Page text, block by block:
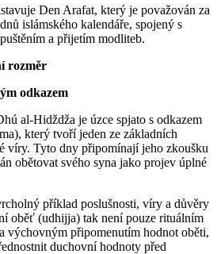
Den Arafat, který je považován za
islámského kalendáře, spojený s
a přijetím modliteb.
rozměr
odkazem
al-Hidždža je úzce spjato s odkazem
který tvoří jeden ze základních
víry. Tyto dny připomínají jeho zkoušku
obětovat svého syna jako projev úplné
příklad poslušnosti, víry a důvěry
oběť (udhijja) tak není pouze rituálním
výchovným připomenutím hodnot oběti,
duchovní hodnoty před